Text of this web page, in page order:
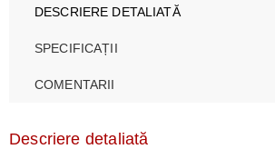
DESCRIERE DETALIATĂ
SPECIFICAȚII
COMENTARII
Descriere detaliată